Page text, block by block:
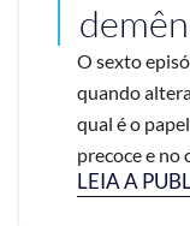
O sexto
quando
qual é o
precoce e no
LEIA A